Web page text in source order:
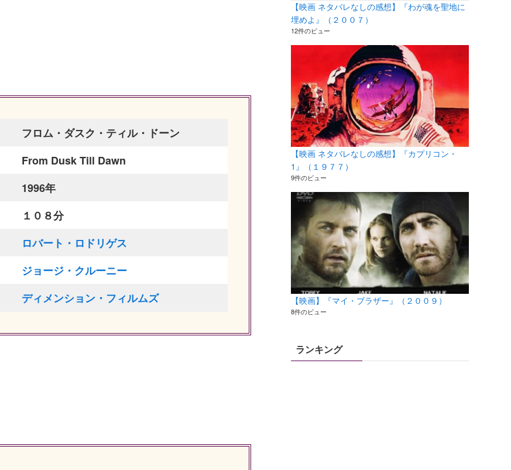
フロム・ダスク・ティル・ドーン
From Dusk Till Dawn
1996年
１０８分
ロバート・ロドリゲス
ジョージ・クルーニー
ディメンション・フィルムズ
【映画 ネタバレなしの感想】『わが魂を聖地に
埋めよ』（２００７）
12件のビュー
【映画 ネタバレなしの感想】『カプリコン・
1』（１９７７）
9件のビュー
【映画】『マイ・ブラザー』（２００９）
8件のビュー
ランキング